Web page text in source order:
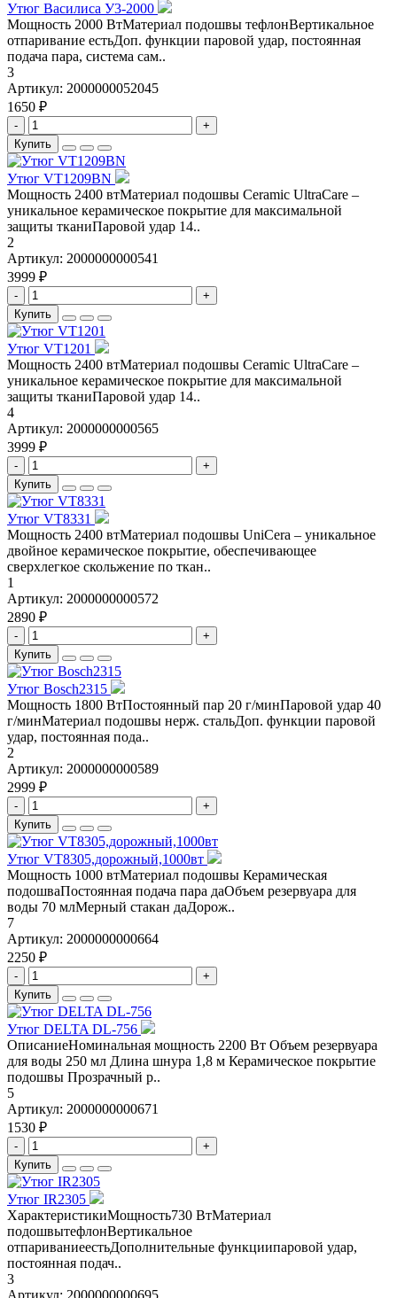
Утюг Василиса У3-2000
Мощность 2000 ВтМатериал подошвы тефлонВертикальное
отпаривание естьДоп. функции паровой удар, постоянная
подача пара, система сам..
3
Артикул: 2000000052045
1650 ₽
-
+
Купить
Утюг VT1209BN
Мощность 2400 втМатериал подошвы Ceramic UltraCare –
уникальное керамическое покрытие для максимальной
защиты тканиПаровой удар 14..
2
Артикул: 2000000000541
3999 ₽
-
+
Купить
Утюг VT1201
Мощность 2400 втМатериал подошвы Ceramic UltraCare –
уникальное керамическое покрытие для максимальной
защиты тканиПаровой удар 14..
4
Артикул: 2000000000565
3999 ₽
-
+
Купить
Утюг VT8331
Мощность 2400 втМатериал подошвы UniCera – уникальное
двойное керамическое покрытие, обеспечивающее
сверхлегкое скольжение по ткан..
1
Артикул: 2000000000572
2890 ₽
-
+
Купить
Утюг Bosch2315
Мощность 1800 ВтПостоянный пар 20 г/минПаровой удар 40
г/минМатериал подошвы нерж. стальДоп. функции паровой
удар, постоянная пода..
2
Артикул: 2000000000589
2999 ₽
-
+
Купить
Утюг VT8305,дорожный,1000вт
Мощность 1000 втМатериал подошвы Керамическая
подошваПостоянная подача пара даОбъeм резервуара для
воды 70 млМерный стакан даДорож..
7
Артикул: 2000000000664
2250 ₽
-
+
Купить
Утюг DELTA DL-756
ОписаниеНоминальная мощность 2200 Вт Объем резервуара
для воды 250 мл Длина шнура 1,8 м Керамическое покрытие
подошвы Прозрачный р..
5
Артикул: 2000000000671
1530 ₽
-
+
Купить
Утюг IR2305
ХарактеристикиМощность730 ВтМатериал
подошвытефлонВертикальное
отпариваниеестьДополнительные функциипаровой удар,
постоянная подач..
3